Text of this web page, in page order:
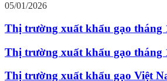
05/01/2026
Thị trường xuất khẩu gạo tháng
Thị trường xuất khẩu gạo tháng
Thị trường xuất khẩu gạo Việt